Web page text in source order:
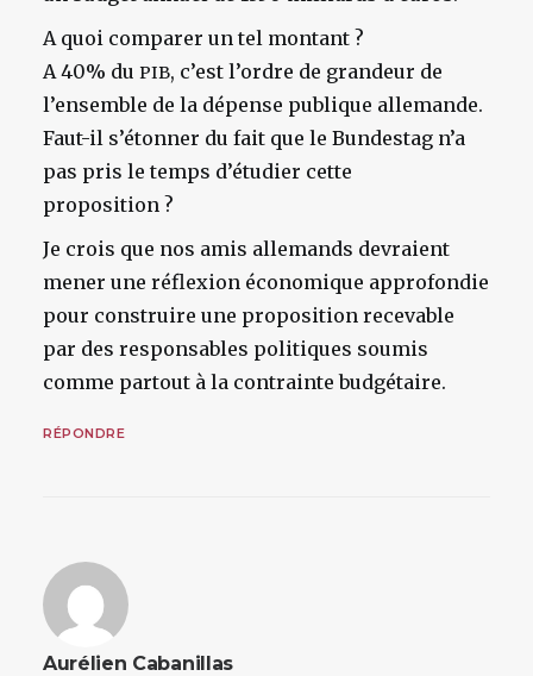
A quoi comparer un tel montant ?
A 40% du PIB, c’est l’ordre de grandeur de
l’ensemble de la dépense publique allemande.
Faut-il s’étonner du fait que le Bundestag n’a
pas pris le temps d’étudier cette
proposition ?
Je crois que nos amis allemands devraient
mener une réflexion économique approfondie
pour construire une proposition recevable
par des responsables politiques soumis
comme partout à la contrainte budgétaire.
RÉPONDRE
Aurélien Cabanillas